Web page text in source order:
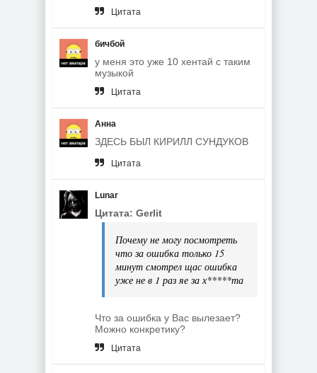
Цитата
бичбой
у меня это уже 10 хентай с таким
музыкой
Цитата
Анна
ЗДЕСЬ БЫЛ КИРИЛЛ СУНДУКОВ
Цитата
Lunar
Цитата: Gerlit
Почему не могу посмотреть
что за ошибка только 15
минут смотрел щас ошибка
уже не в 1 раз яе за х*****та
Что за ошибка у Вас вылезает?
Можно конкретику?
Цитата